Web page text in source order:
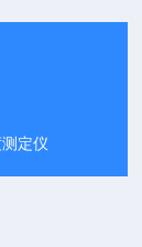
定仪